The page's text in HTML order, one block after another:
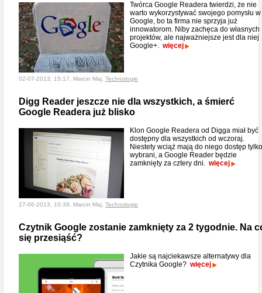
Twórca Google Readera twierdzi, że nie
warto wykorzystywać swojego pomysłu w
Google, bo ta firma nie sprzyja już
innowatorom. Niby zachęca do własnych
projektów, ale najważniejsze jest dla niej
Google+. więcej
02-07-2013, 15:17, Marcin Maj, Technologie
Digg Reader jeszcze nie dla wszystkich, a śmierć
Google Readera już blisko
Klon Google Readera od Digga miał być
dostępny dla wszystkich od wczoraj.
Niestety wciąż mają do niego dostęp tylko
wybrani, a Google Reader będzie
zamknięty za cztery dni. więcej
27-06-2013, 10:39, Marcin Maj, Technologie
Czytnik Google zostanie zamknięty za 2 tygodnie. Na
się przesiąść?
Jakie są najciekawsze alternatywy dla
Czytnika Google? więcej